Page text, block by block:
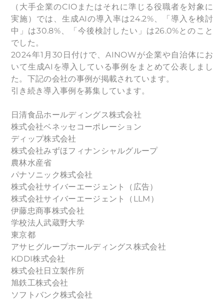
（大手企業のCIOまたはそれに準じる役職者を対象に
実施）では、生成AIの導入率は24.2%、「導入を検討
中」は30.8%、「今後検討したい」は26.0%とのこと
でした。
2024年1月30日付けで、AINOWが企業や自治体にお
いて生成AIを導入している事例をまとめて公表しまし
た。下記の会社の事例が掲載されています。
引き続き導入事例を募集しています。
日清食品ホールディングス株式会社
株式会社ベネッセコーポレーション
ディップ株式会社
株式会社みずほフィナンシャルグループ
農林水産省
パナソニック株式会社
株式会社サイバーエージェント（広告）
株式会社サイバーエージェント（LLM）
伊藤忠商事株式会社
学校法人武蔵野大学
東京都
アサヒグループホールディングス株式会社
KDDI株式会社
株式会社日立製作所
旭鉄工株式会社
ソフトバンク株式会社